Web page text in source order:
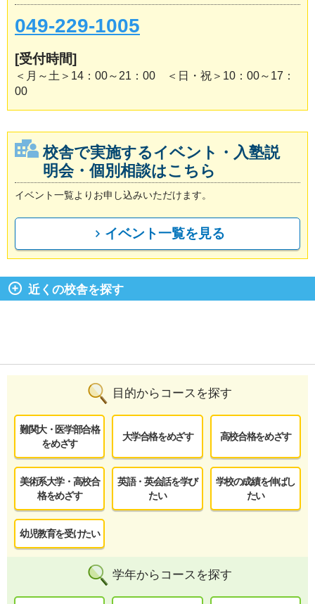
049-229-1005
[受付時間]
＜月～土＞14：00～21：00 ＜日・祝＞10：00～17：
00
校舎で実施するイベント・入塾説
明会・個別相談はこちら
イベント一覧よりお申し込みいただけます。
イベント一覧を見る
近くの校舎を探す
目的からコースを探す
難関大・医学部合格
をめざす
大学合格をめざす 高校合格をめざす
美術系大学・高校合
格をめざす
英語・英会話を学び
たい
学校の成績を伸ばし
たい
幼児教育を受けたい
学年からコースを探す